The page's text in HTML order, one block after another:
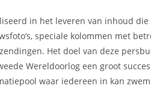
in het leveren van inhoud
speciale kolommen met
Het doel van deze
Wereldoorlog een groot
waar iedereen in kan